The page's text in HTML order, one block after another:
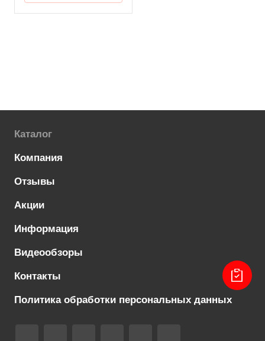
Каталог
Компания
Отзывы
Акции
Информация
Видеообзоры
Контакты
Политика обработки персональных данных